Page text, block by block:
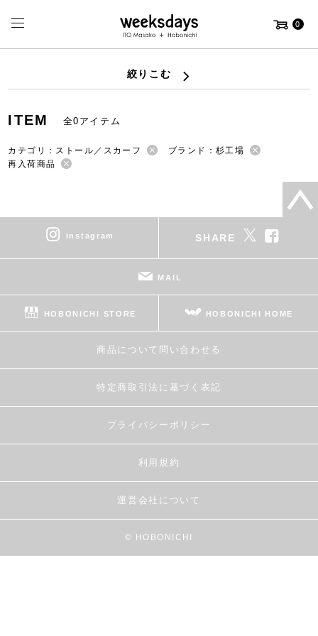
0
絞りこむ
ITEM 全0アイテム
カテゴリ：ストール／スカーフ
ブランド：杉工場
再入荷商品
instagram SHARE
MAIL
HOBONICHI STORE HOBONICHI HOME
商品について問い合わせる
特定商取引法に基づく表記
プライバシーポリシー
利用規約
運営会社について
© HOBONICHI